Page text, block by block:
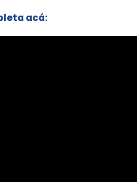
acá: